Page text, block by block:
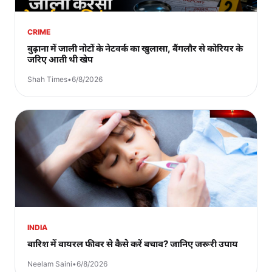
CRIME
बुढ़ाना में जाली नोटों के नेटवर्क का खुलासा, बैंगलौर से कोरियर के
जरिए आती थी खेप
Shah Times•6/8/2026
INDIA
बारिश में वायरल फीवर से कैसे करें बचाव? जानिए जरूरी उपाय
Neelam Saini•6/8/2026